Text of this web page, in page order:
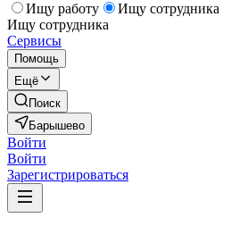
Ищу работу
Ищу сотрудника
Ищу сотрудника
Сервисы
Помощь
Ещё
Поиск
Барышево
Войти
Войти
Зарегистрироваться